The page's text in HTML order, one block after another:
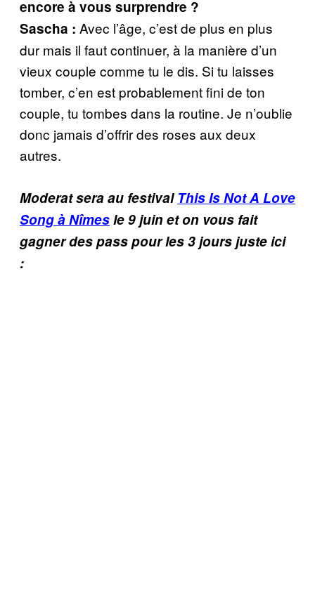
encore à vous surprendre ?
Sascha : Avec l’âge, c’est de plus en plus
dur mais il faut continuer, à la manière d’un
vieux couple comme tu le dis. Si tu laisses
tomber, c’en est probablement fini de ton
couple, tu tombes dans la routine. Je n’oublie
donc jamais d’offrir des roses aux deux
autres.
Moderat sera au festival This Is Not A Love
Song à Nîmesle 9 juin et on vous fait
gagner des pass pour les 3 jours juste ici
: